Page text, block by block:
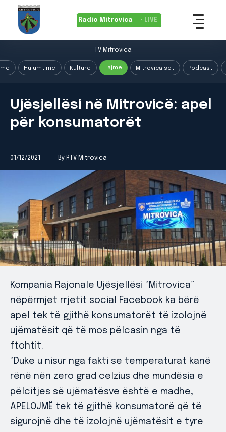
Radio Mitrovica • LIVE
TV Mitrovica
Hulumtime Kulture Lajme Mitrovica sot Podcast
Ujësjellësi në Mitrovicë: apel
për konsumatorët
01/12/2021 By RTV Mitrovica
Kompania Rajonale Ujësjellësi “Mitrovica”
nëpërmjet rrjetit social Facebook ka bërë
apel tek të gjithë konsumatorët të izolojnë
ujëmatësit që të mos pëlcasin nga të
ftohtit.
“Duke u nisur nga fakti se temperaturat kanë
rënë nën zero grad celzius dhe mundësia e
pëlcitjes së ujëmatësve është e madhe,
APELOJMË tek të gjithë konsumatorë që të
sigurojnë dhe të izolojnë ujëmatësit e tyre